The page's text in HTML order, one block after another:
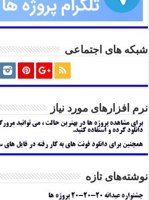
شبکه های اجتماعی
نرم افزارهای مورد نیاز
برای مشاهده پروژه ها در بهترین حالت ، می توانید
دانلود کرده و استفاده کنید.
همچنین برای دانلود فونت های به کار رفته در فایل های
نوشته‌های تازه
جشنواره عیدانه ۲۰-۲۰-۲۰ پروژه ها